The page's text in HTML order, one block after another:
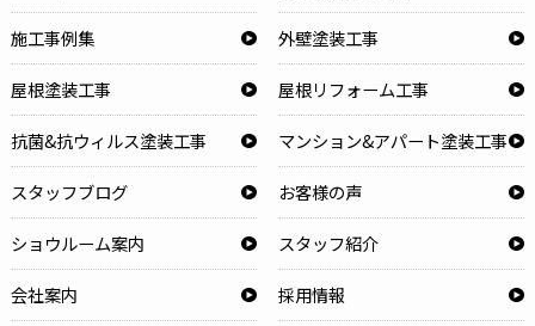
施工事例集 外壁塗装工事
屋根塗装工事 屋根リフォーム工事
抗菌&抗ウィルス塗装工事 マンション&アパート塗装工事
スタッフブログ お客様の声
ショウルーム案内 スタッフ紹介
会社案内 採用情報